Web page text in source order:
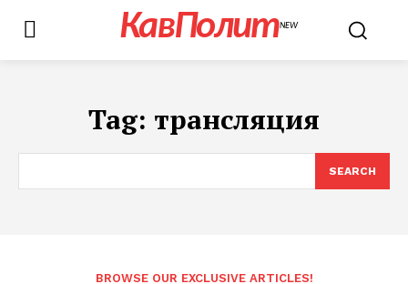
КавПолитNEW
Tag: трансляция
SEARCH
BROWSE OUR EXCLUSIVE ARTICLES!